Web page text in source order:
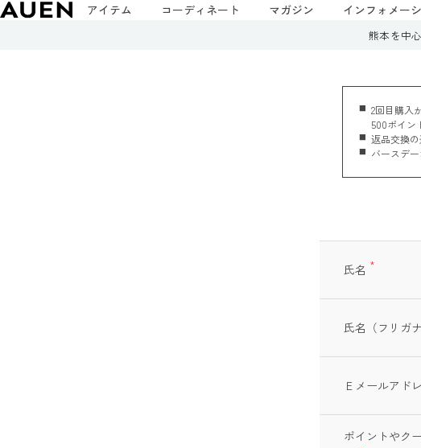
アイテム コーディネート マガジン インフォメー
熊本を中
2回目購入
500ポイン
返品交換
バースデ
氏名
須)
氏名（フリガナ
Ｅメールアド
ポイントやク